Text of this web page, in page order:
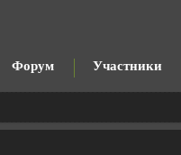
Форум Участники